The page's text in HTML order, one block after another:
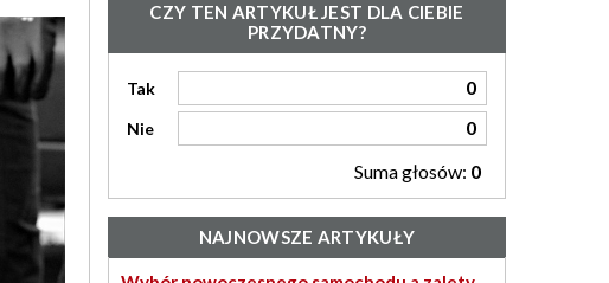
CZY TEN ARTYKUŁ JEST DLA CIEBIE
PRZYDATNY?
Tak 0
Nie
0
Suma głosów: 0
NAJNOWSZE ARTYKUŁY